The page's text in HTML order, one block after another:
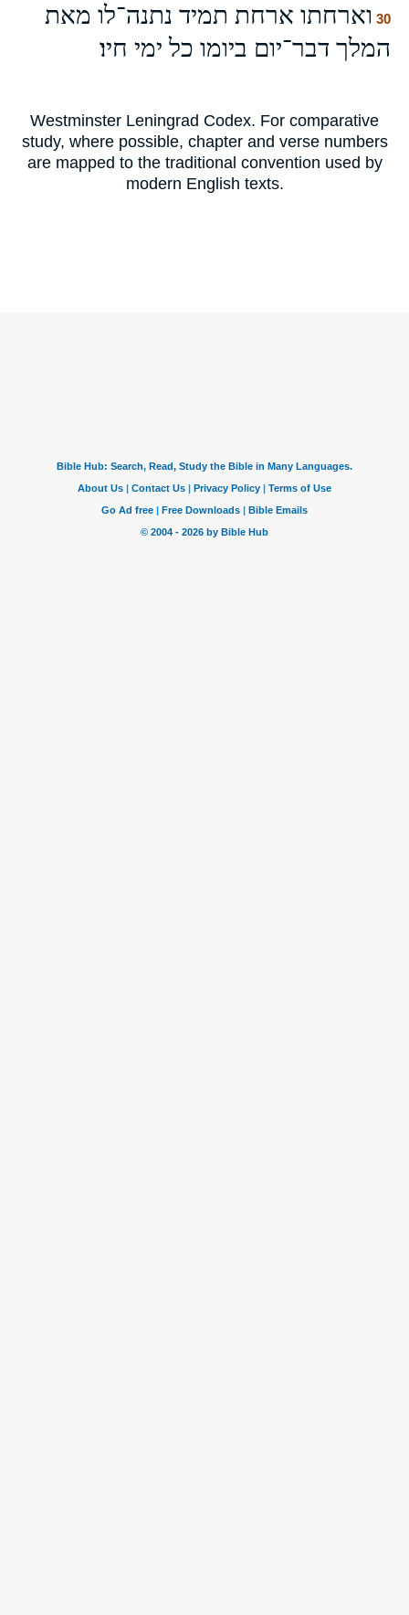
30 וארחתו ארחת תמיד נתנה־לו מאת
המלך דבר־יום ביומו כל ימי חיו׃
Westminster Leningrad Codex. For comparative
study, where possible, chapter and verse numbers
are mapped to the traditional convention used by
modern English texts.